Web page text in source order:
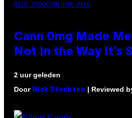
NICK STOCKTON FOR VICE
Cann 0mg Made
Not In the Way It’s
2 uur geleden
Door Nick Stockton | Reviewed